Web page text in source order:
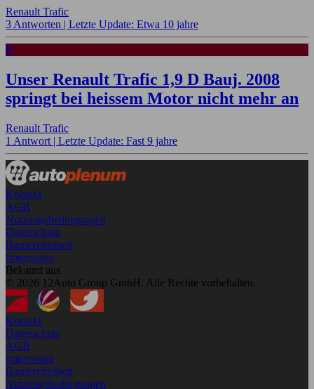
Renault Trafic
3 Antworten | Letzte Update: Etwa 10 jahre
R
Unser Renault Trafic 1,9 D Bauj. 2008
springt bei heissem Motor nicht mehr an
Renault Trafic
1 Antwort | Letzte Update: Fast 9 jahre
Kontakt
AGB
Nutzungsbedingungen
Datenschutz
Barrierefreiheit
Impressum
Bekannt aus
© 2026 12Auto Group GmbH. Alle Rechte vorbehalten.
Kontakt
Datenschutz
AGB
Impressum
Barrierefreiheit
Nutzungsbedingungen